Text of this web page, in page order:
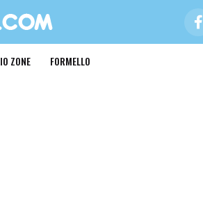
ZONE FORMELLO